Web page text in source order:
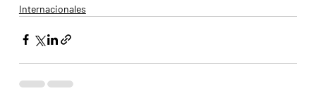
Internacionales